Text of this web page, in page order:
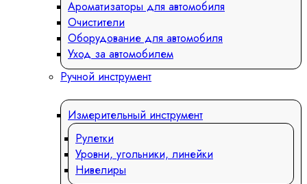
Ароматизаторы для автомобиля
Очистители
Оборудование для автомобиля
Уход за автомобилем
Ручной инструмент
Измерительный инструмент
Рулетки
Уровни, угольники, линейки
Нивелиры